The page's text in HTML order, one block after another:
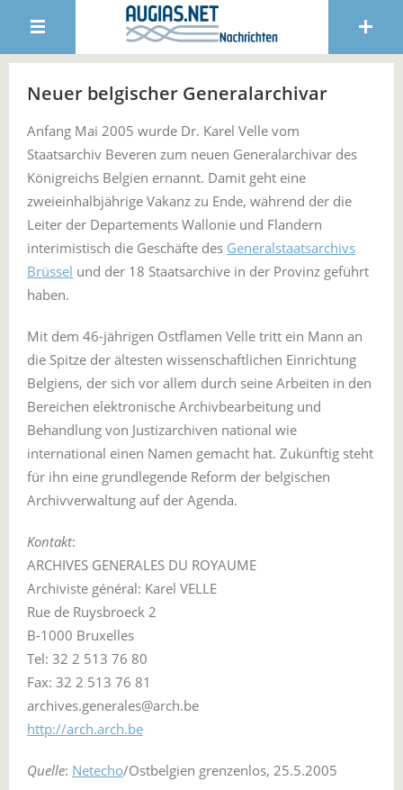
Neuer belgischer Generalarchivar
Anfang Mai 2005 wurde Dr. Karel Velle vom
Staatsarchiv Beveren zum neuen Generalarchivar des
Königreichs Belgien ernannt. Damit geht eine
zweieinhalbjährige Vakanz zu Ende, während der die
Leiter der Departements Wallonie und Flandern
interimistisch die Geschäfte des Generalstaatsarchivs
Brüssel und der 18 Staatsarchive in der Provinz geführt
haben.
Mit dem 46-jährigen Ostflamen Velle tritt ein Mann an
die Spitze der ältesten wissenschaftlichen Einrichtung
Belgiens, der sich vor allem durch seine Arbeiten in den
Bereichen elektronische Archivbearbeitung und
Behandlung von Justizarchiven national wie
international einen Namen gemacht hat. Zukünftig steht
für ihn eine grundlegende Reform der belgischen
Archivverwaltung auf der Agenda.
Kontakt:
ARCHIVES GENERALES DU ROYAUME
Archiviste général: Karel VELLE
Rue de Ruysbroeck 2
B-1000 Bruxelles
Tel: 32 2 513 76 80
Fax: 32 2 513 76 81
archives.generales@arch.be
http://arch.arch.be
Quelle: Netecho/Ostbelgien grenzenlos, 25.5.2005